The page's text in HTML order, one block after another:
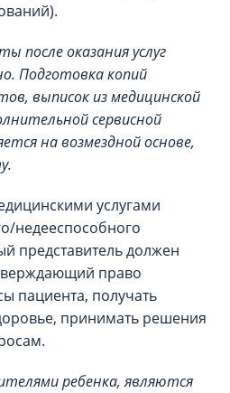
после оказания услуг
Подготовка копий
выписок из медицинской
сервисной
на возмездной основе,
услугами
недееспособного
представитель должен
право
пациента, получать
принимать решения
ребенка, являются